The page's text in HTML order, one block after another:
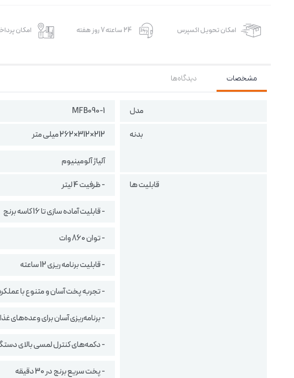
امکان تحویل اکسپرس 24 ساعته 7 روز هفته
امکان
مشخصات دیدگاه‌ها
مدل
MFB090-1
بدنه
212×312×262 میلی متر
آلیاژ آلومینیوم
قابلیت ها
- ظرفیت 4 لیتر
- قابلیت آماده سازی تا 16 کاسه برنج
- توان 860 وات
- قابلیت برنامه ریزی 12 ساعته
- تجربه پخت آسان و متنوع با عملکرد 10
- برنامه‌ریزی آسان برای وعده‌های
- دکمه‌های کنترل لمسی بالای
- پخت سریع برنج در 30 دقیقه